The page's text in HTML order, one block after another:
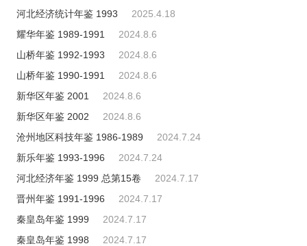
河北经济统计年鉴 1993
2025.4.18
耀华年鉴 1989-1991
2024.8.6
山桥年鉴 1992-1993
2024.8.6
山桥年鉴 1990-1991
2024.8.6
新华区年鉴 2001
2024.8.6
新华区年鉴 2002
2024.8.6
沧州地区科技年鉴 1986-1989
2024.7.24
新乐年鉴 1993-1996
2024.7.24
河北经济年鉴 1999 总第15卷
2024.7.17
晋州年鉴 1991-1996
2024.7.17
秦皇岛年鉴 1999
2024.7.17
秦皇岛年鉴 1998
2024.7.17